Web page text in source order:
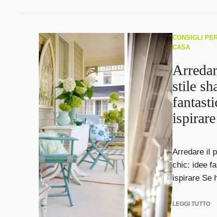
CONSIGLI
CASA
stile
ispirare
Arredare il
chic: idee
ispirare Se
LEGGI TUTTO